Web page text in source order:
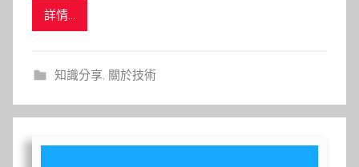
詳情...
知識分享, 關於技術